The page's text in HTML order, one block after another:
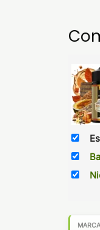
MARCA